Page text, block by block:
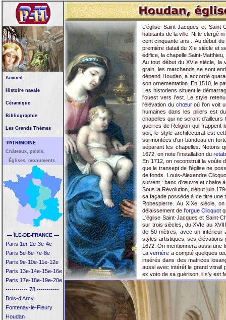
Accueil
Histoire navale
Céramique
Bibliographie
Les Grands Thèmes
PATRIMOINE
Châteaux, palais,
Églises, monuments
— ÎLE-DE-FRANCE —
Paris 1er-2e-3e-4e
Paris 5e-6e-7e-8e
Paris 9e-10e-11e-12e
Paris 13e-14e-15e-16e
Paris 17e-18e-19e-20e
----------- 78 -----------
Bois-d’Arcy
Fontenay-le-Fleury
Houdan
L'église Saint-Jacques et
habitants de la ville. Ni le clergé
cent cinquante ans... Au début
première datait du XIe siècle et
édifice, la chapelle Saint-
Au tout début du XVIe siècle, la
grain, les marchands se sont
dépend Houdan, a accordé
son ornementation. En 1510, le
Les historiens situent le
l'ouest vers l'est. Le style
l'élévation du chœuroù l'on voit
humaines dans les piliers est
chapelles qui ne seront
guerres de Religion qui frappent
soit, le style architectural est
surmontées d'un bandeau en
séparant les chapelles. Notons
1672, on note l'installation du
En 1712, on reconstruit la voûte
que le transept de l'église ne
de fonds. Louis-Alexandre
suivent : banc d'œuvre et chaire
Sous la Révolution, début juin
sa façade possède à ce titre
Robespierre. Au XIXe siècle,
délaissement de l'orgue Clicquot
L'église Saint-Jacques et Saint-
sur trois siècles, du XVIe au
de 50 mètres, avec un intérieur
styles artistiques, ses élévations
1672. On mentionnera aussi une
Laverrière a compté quelques
insérés dans des matrices
aussi avec intérêt le grand vitrail
ex voto de sa guérison, il s'y est